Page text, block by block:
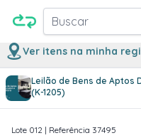
Buscar
Ver itens na minha
Leilão de Bens de Aptos
(K-1205)
1/3
Lote 012 | Referência 37495